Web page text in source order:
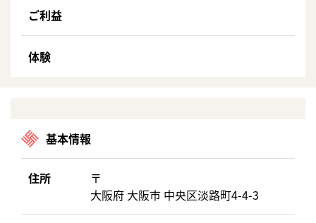
ご利益
体験
基本情報
住所
〒
大阪府 大阪市 中央区淡路町4-4-3